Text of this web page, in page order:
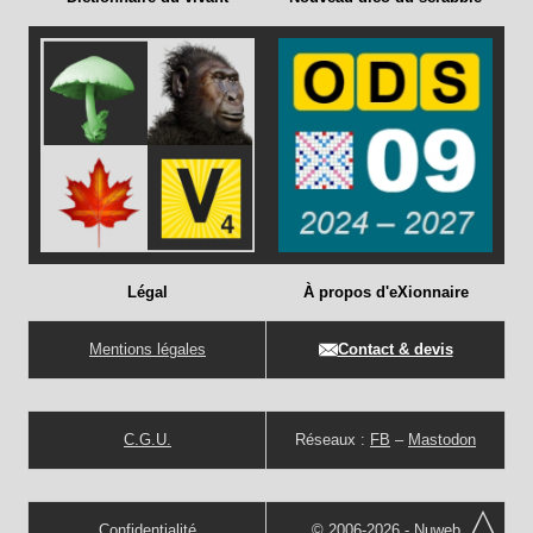
Légal
Mentions légales
C.G.U.
À propos d'eXionnaire
Contact & devis
Réseaux : FB – Mastodon